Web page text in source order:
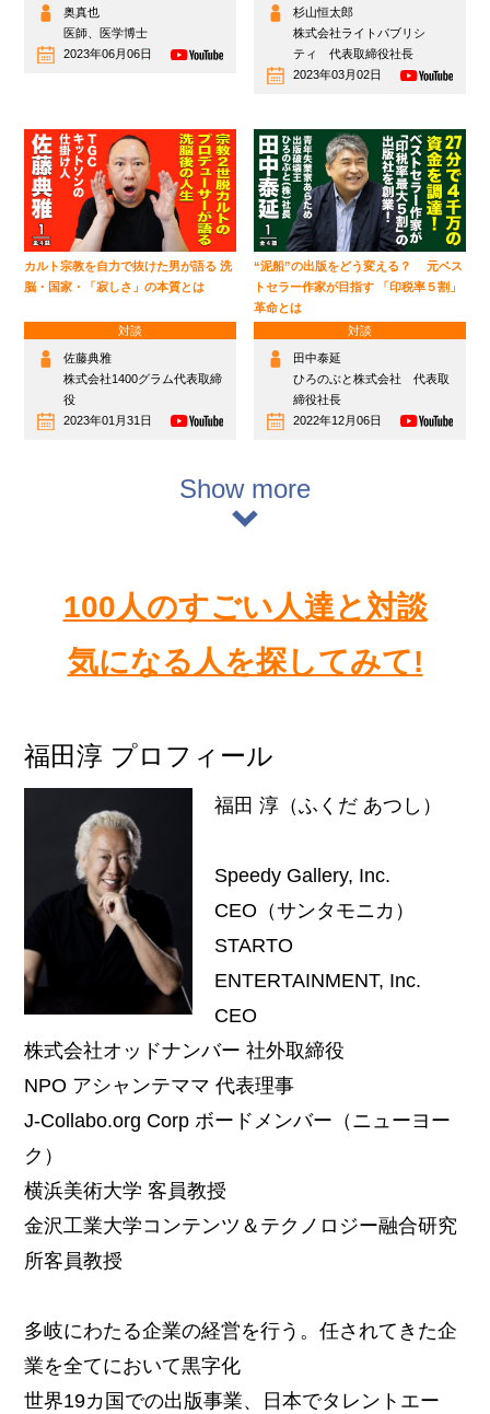
奥真也
医師、医学博士
2023年06月06日
杉山恒太郎
株式会社ライトパブリシ
ティ 代表取締役社長
2023年03月02日
カルト宗教を自力で抜けた男が語る 洗
脳・国家・「寂しさ」の本質とは
対談
佐藤典雅
株式会社1400グラム代表取締
役
2023年01月31日
“泥船”の出版をどう変える？ 元ベス
トセラー作家が目指す 「印税率５割」
革命とは
対談
田中泰延
ひろのぶと株式会社 代表取
締役社長
2022年12月06日
Show more
100人のすごい人達と対談
気になる人を探してみて!
福田淳 プロフィール
福田 淳（ふくだ あつし）
Speedy Gallery, Inc.
CEO（サンタモニカ）
STARTO
ENTERTAINMENT, Inc.
CEO
株式会社オッドナンバー 社外取締役
NPO アシャンテママ 代表理事
J-Collabo.org Corp ボードメンバー（ニューヨー
ク）
横浜美術大学 客員教授
金沢工業大学コンテンツ＆テクノロジー融合研究
所客員教授
多岐にわたる企業の経営を行う。任されてきた企
業を全てにおいて黒字化
世界19カ国での出版事業、日本でタレントエー